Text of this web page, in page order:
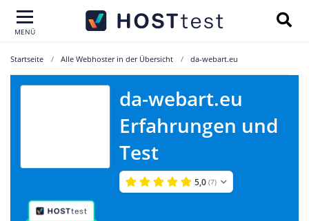
MENÜ
Startseite Alle Webhoster in der Übersicht da-webart.eu
da-webart.eu
Erfahrungen und
Test
5,0 (7)